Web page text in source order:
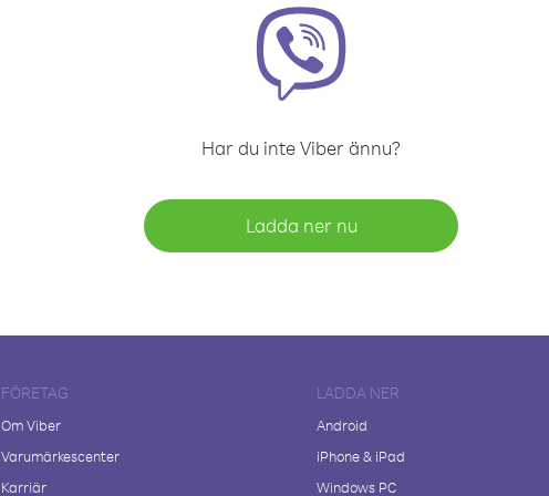
Har du inte Viber ännu?
Ladda ner nu
FÖRETAG
Om Viber
Varumärkescenter
Karriär
LADDA NER
Android
iPhone & iPad
Windows PC